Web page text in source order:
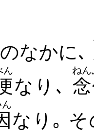
のなかに､
ん
なり､
ねん
ん
なり｡ そ